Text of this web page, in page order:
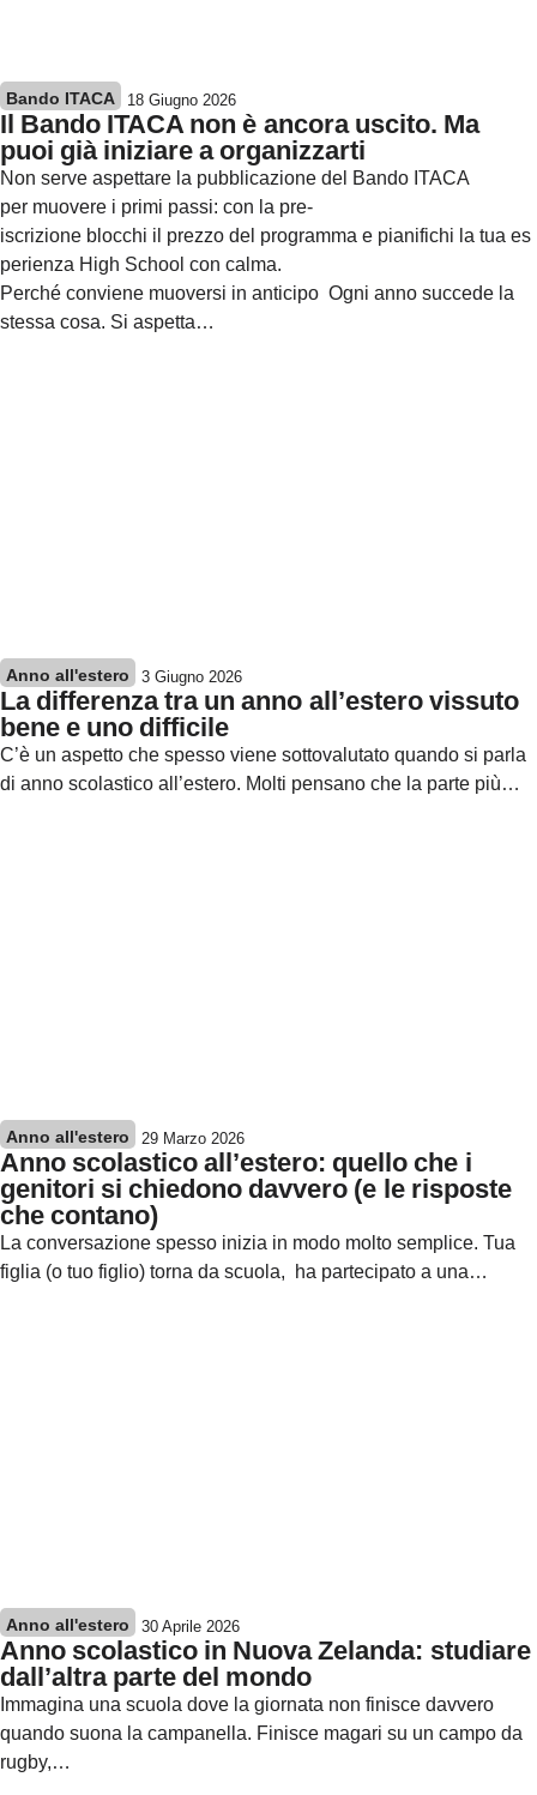
Bando ITACA 18 Giugno 2026
Il Bando ITACA non è ancora uscito. Ma
puoi già iniziare a organizzarti
Non serve aspettare la pubblicazione del Bando ITACA
per muovere i primi passi: con la pre-
iscrizione blocchi il prezzo del programma e pianifichi la tua es
perienza High School con calma.
Perché conviene muoversi in anticipo Ogni anno succede la
stessa cosa. Si aspetta…
Anno all'estero 3 Giugno 2026
La differenza tra un anno all’estero vissuto
bene e uno difficile
C’è un aspetto che spesso viene sottovalutato quando si parla
di anno scolastico all’estero. Molti pensano che la parte più…
Anno all'estero 29 Marzo 2026
Anno scolastico all’estero: quello che i
genitori si chiedono davvero (e le risposte
che contano)
La conversazione spesso inizia in modo molto semplice. Tua
figlia (o tuo figlio) torna da scuola, ha partecipato a una…
Anno all'estero 30 Aprile 2026
Anno scolastico in Nuova Zelanda: studiare
dall’altra parte del mondo
Immagina una scuola dove la giornata non finisce davvero
quando suona la campanella. Finisce magari su un campo da
rugby,…